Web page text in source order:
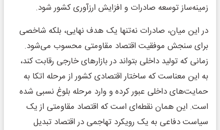
زمینه‌ساز توسعه صادرات و افزایش ارزآوری کشور شود.
در این میان، صادرات نه‌تنها یک هدف نهایی، بلکه شاخصی
برای سنجش موفقیت اقتصاد مقاومتی محسوب می‌شود.
زمانی که تولید داخلی بتواند در بازارهای خارجی رقابت کند،
به این معناست که ساختار اقتصادی کشور از مرحله اتکا به
حمایت‌های داخلی عبور کرده و وارد مرحله بلوغ نسبی شده
است. این همان نقطه‌ای است که اقتصاد مقاومتی از یک
سیاست دفاعی به یک رویکرد تهاجمی در اقتصاد تبدیل